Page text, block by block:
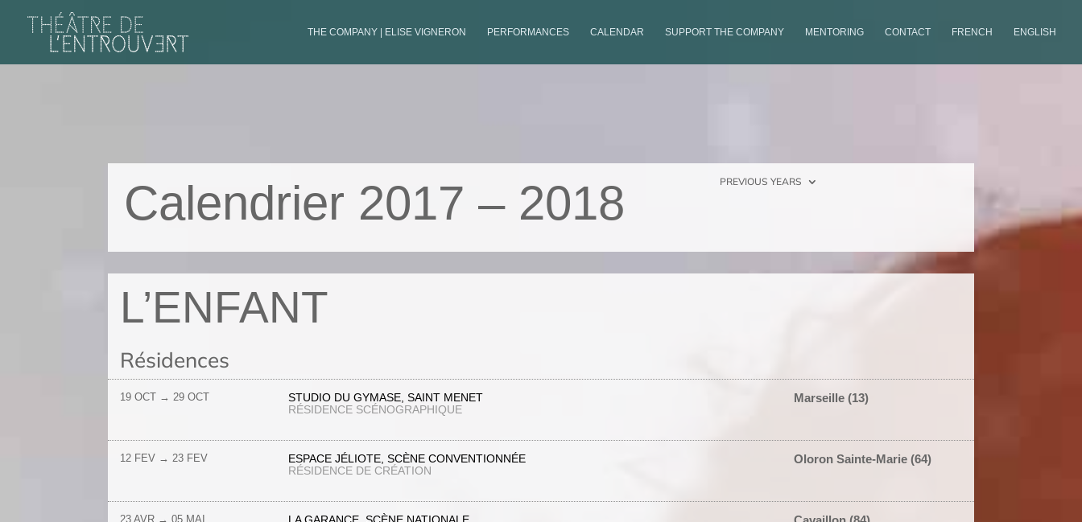
THE COMPANY | ELISE VIGNERON PERFORMANCES CALENDAR SUPPORT THE COMPANY MENTORING CONTACT FRENCH ENGLISH
Calendrier 2017 – 2018 PREVIOUS YEARS
L’ENFANT
Résidences
19 OCT → 29 OCT
STUDIO DU GYMASE, SAINT MENET
RÉSIDENCE SCÉNOGRAPHIQUE
Marseille (13)
12 FEV → 23 FEV
ESPACE JÉLIOTE, SCÈNE CONVENTIONNÉE
RÉSIDENCE DE CRÉATION
Oloron Sainte-Marie (64)
23 AVR →05 MAI
LA GARANCE, SCÈNE NATIONALE